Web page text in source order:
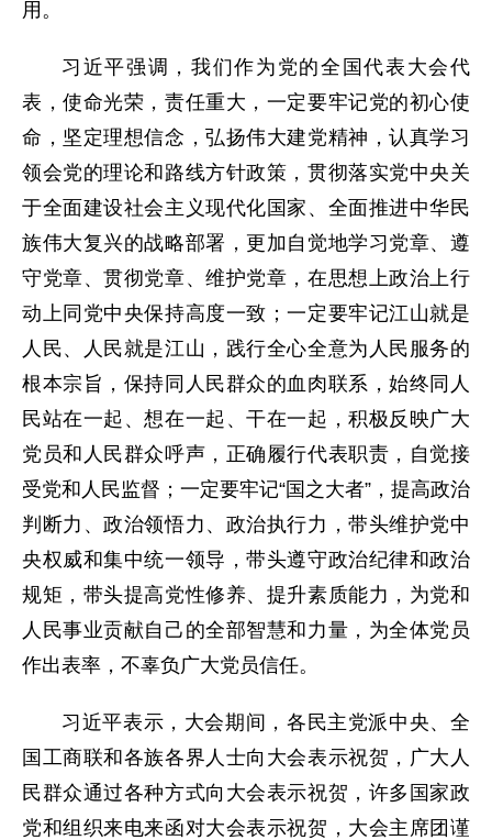
用。
习近平强调，我们作为党的全国代表大会代
表，使命光荣，责任重大，一定要牢记党的初心使
命，坚定理想信念，弘扬伟大建党精神，认真学习
领会党的理论和路线方针政策，贯彻落实党中央关
于全面建设社会主义现代化国家、全面推进中华民
族伟大复兴的战略部署，更加自觉地学习党章、遵
守党章、贯彻党章、维护党章，在思想上政治上行
动上同党中央保持高度一致；一定要牢记江山就是
人民、人民就是江山，践行全心全意为人民服务的
根本宗旨，保持同人民群众的血肉联系，始终同人
民站在一起、想在一起、干在一起，积极反映广大
党员和人民群众呼声，正确履行代表职责，自觉接
受党和人民监督；一定要牢记“国之大者”，提高政治
判断力、政治领悟力、政治执行力，带头维护党中
央权威和集中统一领导，带头遵守政治纪律和政治
规矩，带头提高党性修养、提升素质能力，为党和
人民事业贡献自己的全部智慧和力量，为全体党员
作出表率，不辜负广大党员信任。
习近平表示，大会期间，各民主党派中央、全
国工商联和各族各界人士向大会表示祝贺，广大人
民群众通过各种方式向大会表示祝贺，许多国家政
党和组织来电来函对大会表示祝贺，大会主席团谨